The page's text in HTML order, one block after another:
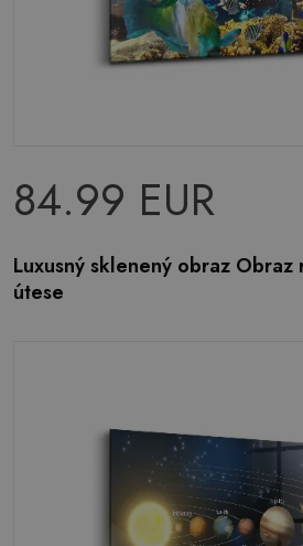
84.99 EUR
Luxusný sklenený obraz
útese